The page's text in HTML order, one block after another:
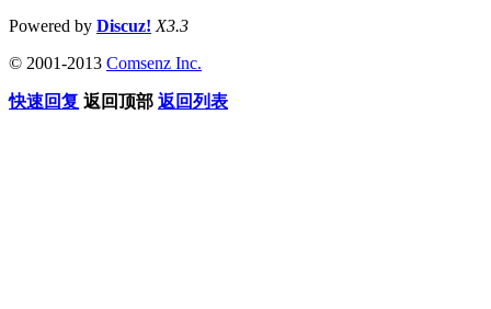
Powered by Discuz! X3.3
© 2001-2013 Comsenz Inc.
快速回复 返回顶部 返回列表